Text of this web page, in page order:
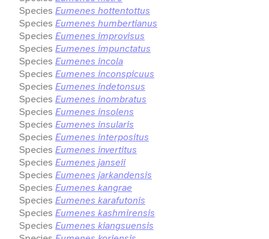
Species Eumenes hottentottus
Species Eumenes humbertianus
Species Eumenes improvisus
Species Eumenes impunctatus
Species Eumenes incola
Species Eumenes inconspicuus
Species Eumenes indetonsus
Species Eumenes inombratus
Species Eumenes insolens
Species Eumenes insularis
Species Eumenes interpositus
Species Eumenes invertitus
Species Eumenes janseii
Species Eumenes jarkandensis
Species Eumenes kangrae
Species Eumenes karafutonis
Species Eumenes kashmirensis
Species Eumenes kiangsuensis